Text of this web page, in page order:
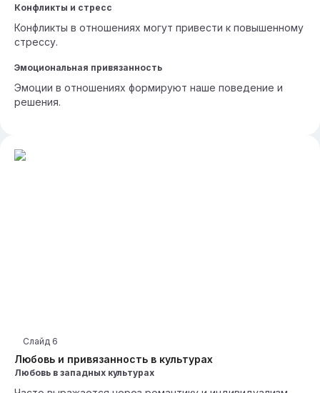
Конфликты и стресс
Конфликты в отношениях могут привести к повышенному
стрессу.
Эмоциональная привязанность
Эмоции в отношениях формируют наше поведение и
решения.
Любовь и привязанность в культурах
Слайд 6
Любовь в западных культурах